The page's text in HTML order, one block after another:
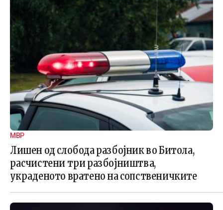
МВР
Лишен од слобода разбојник во Битола,
расчистени три разбојништва,
украденото вратено на сопственичките